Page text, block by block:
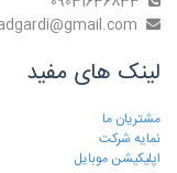
لینک های مفید
مشتریان ما
نمایه شرکت
اپلیکیشن موبایل